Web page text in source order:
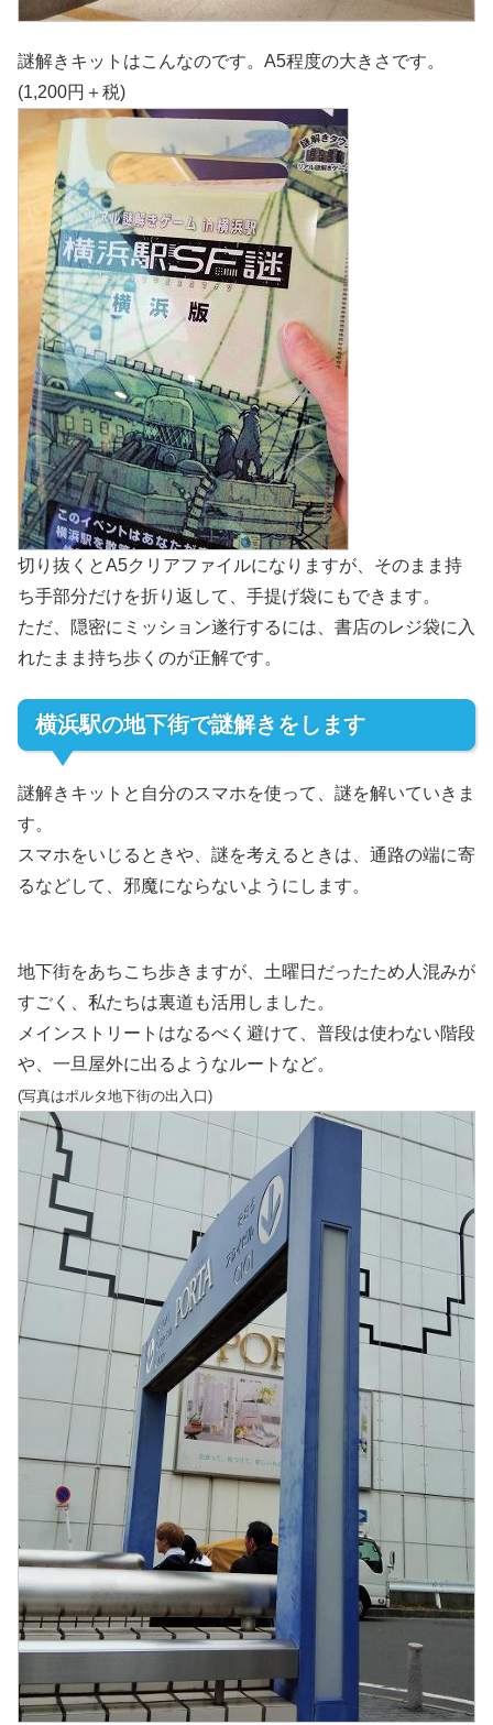
謎解きキットはこんなのです。A5程度の大きさです。
(1,200円＋税)
切り抜くとA5クリアファイルになりますが、そのまま持
ち手部分だけを折り返して、手提げ袋にもできます。
ただ、隠密にミッション遂行するには、書店のレジ袋に入
れたまま持ち歩くのが正解です。
横浜駅の地下街で謎解きをします
謎解きキットと自分のスマホを使って、謎を解いていきま
す。
スマホをいじるときや、謎を考えるときは、通路の端に寄
るなどして、邪魔にならないようにします。
地下街をあちこち歩きますが、土曜日だったため人混みが
すごく、私たちは裏道も活用しました。
メインストリートはなるべく避けて、普段は使わない階段
や、一旦屋外に出るようなルートなど。
(写真はポルタ地下街の出入口)